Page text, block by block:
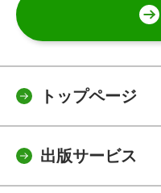
トップページ
出版サービス